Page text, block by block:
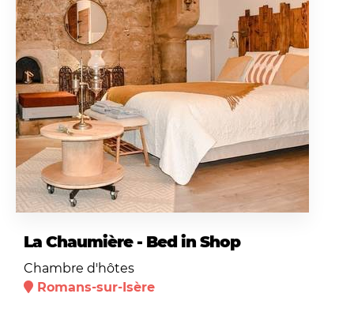
La Chaumière - Bed in Shop
Chambre d'hôtes
Romans-sur-Isère